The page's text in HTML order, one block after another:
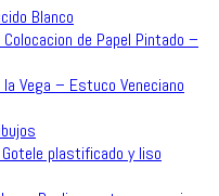
Blanco
de Papel Pintado –
Vega – Estuco Veneciano
plastificado y liso